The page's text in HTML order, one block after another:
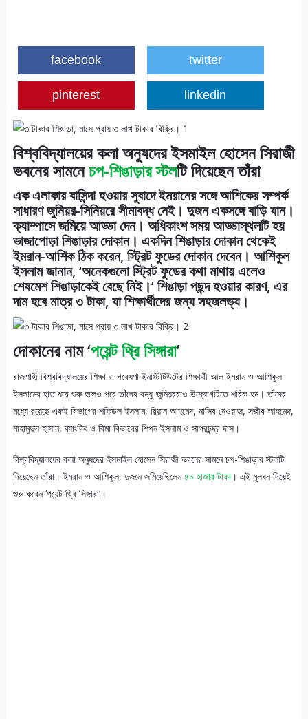
facebook twitter
pinterest linkedin
বিশ্ববিদ্যালয়ের কলা অনুষদের ইসমাইল হোসেন সিরাজী
ভবনের সামনেচপ-শিঙাড়ার স্টলটি দিয়েছেন তাঁরা
এক এলাকার বাসিন্দা হওয়ার সুবাদে ইমরানের সঙ্গে আশিকের সম্পর্ক
সাধারণ জুনিয়র-সিনিয়রে সীমাবদ্ধ নেই। দুজন একসঙ্গে বাড়ি যান।
ক্যাম্পাসে জমিয়ে আড্ডা দেন। অধিকাংশ সময় আড্ডাস্থলটি হয়
ভাজাপোড়া শিঙাড়ার দোকান। একদিন শিঙাড়ার দোকান থেকেই
ইমরান-আশিক ঠিক করেন, স্ট্রিট ফুডের দোকান দেবেন। আশিকুল
ইসলাম জানান, ‘অনেকগুলো স্ট্রিট ফুডের কথা মাথায় এলেও
শেষমেশ শিঙাড়াকেই বেছে নিই।’ শিঙাড়া পছন্দ হওয়ার কারণ, এর
দাম হবে মাত্র ৩ টাকা, যা শিক্ষার্থীদের জন্য সহজলভ্য।
দোকানের নাম ‘পয়েন্ট থ্রি সিঙ্গারা’
রাজশাহী বিশ্ববিদ্যালয়ের শিক্ষা ও গবেষণা ইনস্টিটিউটের শিক্ষার্থী আল ইমরান ও আশিকুল
ইসলামের হাত ধরে শুরু হলেও পরে তাঁদের বন্ধু-জুনিয়ররাও উদ্যোগটিতে শরিক হন। তাঁদের
মধ্যে রয়েছে একই বিভাগের শফিউল ইসলাম, রিয়ান আহমেদ, নাসিব নেওয়াজ, সজীব আহমেদ,
মাহামুদুল হাসান, ব্যাংকিং ও বিমা বিভাগের শিপন ইসলাম ও সাগরচন্দ্র দাস।
বিশ্ববিদ্যালয়ের কলা অনুষদের ইসমাইল হোসেন সিরাজী ভবনের সামনে চপ-শিঙাড়ার স্টলটি
দিয়েছেন তাঁরা। ইমরান ও আশিকুল, দুজনে জমিয়েছিলেন৪০ হাজার টাকা। এই মূলধন দিয়েই
শুরু করেন ‘পয়েন্ট থ্রি সিঙ্গারা’।